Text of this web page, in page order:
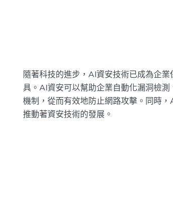
隨著科技的進步，AI資安技術已成為企
具。AI資安可以幫助企業自動化漏洞檢
機制，從而有效地防止網路攻擊。同時
推動著資安技術的發展。